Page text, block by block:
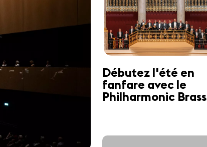
Débutez l'été en
fanfare avec le
Philharmonic Brass